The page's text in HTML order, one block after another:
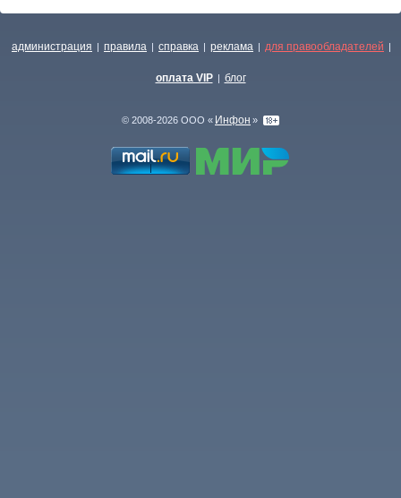
администрация | правила | справка | реклама | для правообладателей |
оплата VIP | блог
© 2008-2026 ООО « Инфон »